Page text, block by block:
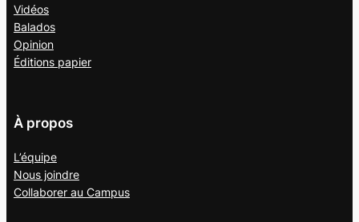
Vidéos
Balados
Opinion
Éditions papier
À propos
L’équipe
Nous joindre
Collaborer au Campus